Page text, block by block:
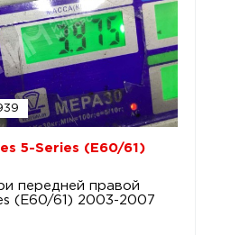
5-Series (E60/61)
передней правой
(E60/61) 2003-2007